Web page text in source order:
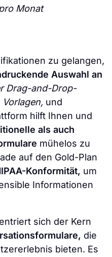
Monat
zu gelangen,
Auswahl an
Drag-and-Drop-
und
hilft Ihnen und
als auch
mühelos zu
auf den Gold-Plan
Konformität, um
Informationen
sich der Kern
die
bieten. Es